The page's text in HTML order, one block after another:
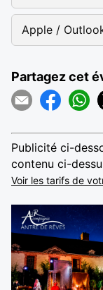
Apple /
Partagez cet
Publicité ci-
contenu ci-
Voir les tarifs de